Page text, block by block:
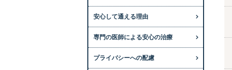
安心して通える理由
専門の医師による安心の治療
プライバシーへの配慮